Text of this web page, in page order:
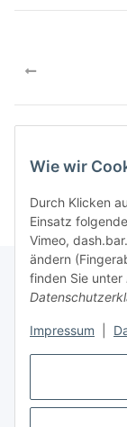
Wie wir
Durch Klicken
Einsatz
Vimeo,
ändern
finden Sie unter
Impressum
Kategorien
Gesetzliche